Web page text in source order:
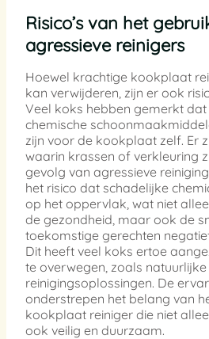
Risico’s van het
agressieve reinigers
Hoewel krachtige kookplaat
kan verwijderen, zijn er ook
Veel koks hebben gemerkt
chemische
zijn voor de kookplaat zelf. Er
waarin krassen of verkleuring
gevolg van agressieve
het risico dat schadelijke
op het oppervlak, wat niet
de gezondheid, maar ook de
toekomstige gerechten
Dit heeft veel koks ertoe
te overwegen, zoals
reinigingsoplossingen. De
onderstrepen het belang van
kookplaat reiniger die niet
ook veilig en duurzaam.